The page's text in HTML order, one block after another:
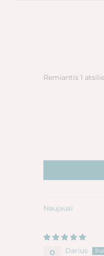
Remiantis 1
Sort by
Darius